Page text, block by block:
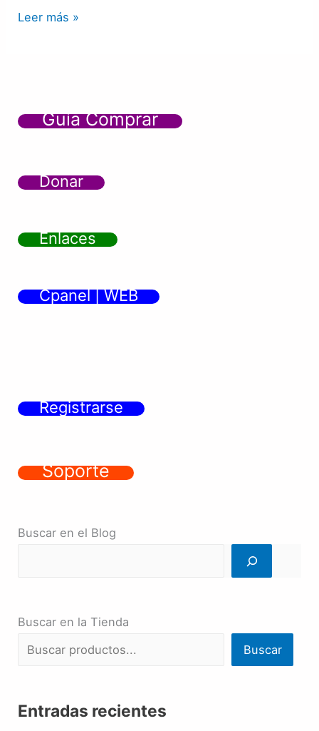
Leer más »
Guía Comprar
Donar
Enlaces
Cpanel | WEB
Registrarse
Soporte
Buscar en el Blog
Buscar en la Tienda
Buscar
Entradas recientes